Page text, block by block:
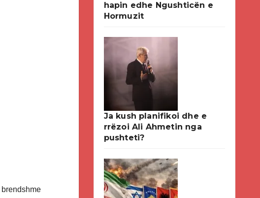
hapin edhe Ngushticën e
Hormuzit
Ja kush planifikoi dhe e
rrëzoi Ali Ahmetin nga
pushteti?